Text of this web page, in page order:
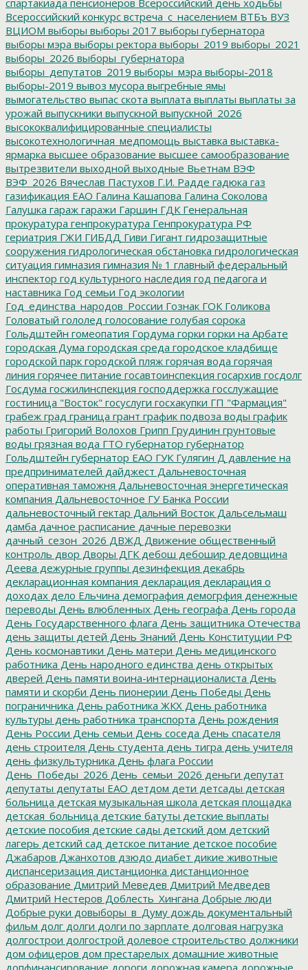
Всероссийский конкурс встреча_с_населением ВТБъ ВУЗ
ВЦИОМ выборы выборы 2017 выборы губернатора
выборы мэра выборы ректора выборы_2019 выборы_2021
выборы_2026 выборы_губернатора
выборы_депутатов_2019 выборы_мэра выборы-2018
выборы-2019 вывоз мусора выгребные ямы
вымогательство выпас скота выплата выплаты выплаты за
урожай выпускники выпускной выпускной_2026
высококвалифицированные специалисты
высокотехнологичная_медпомощь выставка выставка-
ярмарка высшее образование высшее самообразование
вытрезвители выходной выходные Вьетнам ВЭФ
ВЭФ_2026 Вячеслав Пастухов Г.И. Радде гадюка газ
газификация ЕАО Галина Кашапова Галина Соколова
Галушка гараж гаражи Гаршин ГДК Генеральная
прокуратура генпрокуратура Генпрокуратура РФ
гериатрия ГЖИ ГИБДД Гиви Гигант гидрозащитные
сооружения гидрологическая обстановка гидрологическая
ситуация гимназия гимназия № 1 главный федеральный
инспектор год культурного наследия год педагога и
наставника Год семьи Год экологии
Год_единства_народов_России Гознак ГОК Голикова
Головатый гололед голосование голубая сорока
Гольдштейн гомеопатия Гордума горки горки на Арбате
городская Дума городская среда городское кладбище
городской парк городской пляж горячая вода горячая
линия горячее питание госавтоинспекция госархив госдолг
Госдума госжилинспекция господдержка госслужащие
гостиница "Восток" госуслуги госхакупки ГП "Фармация"
грабеж град граница грант график подвоза воды график
работы Григорий Волохов Грипп Грудинин грунтовые
воды грязная вода ГТО губернатор губернатор
Гольдштейн губернатор ЕАО ГУК Гулягин Д давление на
предпринимателей дайджест Дальневосточная
оперативная таможня Дальневосточная энергетическая
компания Дальневосточное ГУ Банка России
дальневосточный гектар Дальний Восток Дальсельмаш
дамба дачное расписание дачные перевозки
дачный_сезон_2026 ДВЖД Движение общественный
контроль двор Дворы ДГК дебош дебошир дедовщина
Деева дежурные группы дезинфекция декабрь
декларационная компания декларация декларация о
доходах дело Ельчина демография демогрфия денежные
переводы День влюбленных День географа День города
День Государственного флага День защитника Отечества
день защиты детей День Знаний День Конституции РФ
День космонавтики День матери День медицинского
работника День народного единства день открытых
дверей День памяти воина-интернационалиста День
памяти и скорби День пионерии День Победы День
пограничника День работника ЖКХ День работника
культуры день работника транспорта День рождения
День России День семьи День соседа День спасателя
день строителя День студента день тигра день учителя
день физкультурника День флага России
День_Победы_2026 День_семьи_2026 деньги депутат
депутаты депутаты ЕАО детдом дети детсады детская
больница детская музыкальная школа детская площадка
детская_больница детские батуты детские выплаты
детские пособия детские сады детский дом детский
лагерь детский сад детское питание детское пособие
Джабаров Джанхотов дзюдо диабет дикие животные
диспансеризация дистанционка дистанционное
образование Дмитрий Меведев Дмитрий Медведев
Дмитрий Нестеров Доблесть_Хингана Добрые люди
Добрые руки довыборы_в_Думу дождь документальный
фильм долг долги долги по зарплате долговая нагрузка
долгострои долгострой долевое строительство должники
дом офицеров дом престарелых домашние животные
допфинансирование дороги дорожная камера дорожные